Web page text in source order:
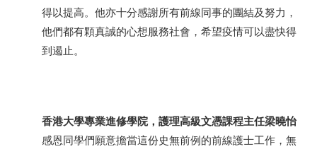
得以提高。他亦十分感謝所有前線同事的團結及努力，
他們都有顆真誠的心想服務社會，希望疫情可以盡快得
到遏止。
香港大學專業進修學院，護理高級文憑課程主任梁曉怡
感恩同學們願意擔當這份史無前例的前線護士工作，無